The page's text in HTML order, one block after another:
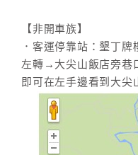
【非開車族】
．客運停靠站：墾丁
左轉→大尖山飯店旁巷
即可在左手邊看到大尖